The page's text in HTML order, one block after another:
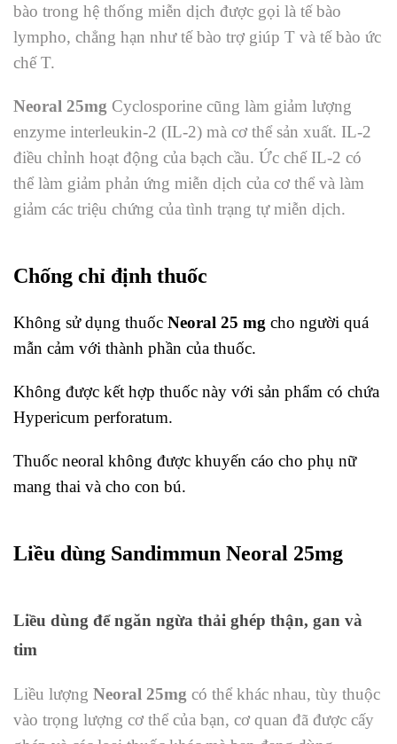
bào trong hệ thống miễn dịch được gọi là tế bào
lympho, chẳng hạn như tế bào trợ giúp T và tế bào ức
chế T.
Neoral 25mg Cyclosporine cũng làm giảm lượng
enzyme interleukin-2 (IL-2) mà cơ thể sản xuất. IL-2
điều chỉnh hoạt động của bạch cầu. Ức chế IL-2 có
thể làm giảm phản ứng miễn dịch của cơ thể và làm
giảm các triệu chứng của tình trạng tự miễn dịch.
Chống chỉ định thuốc
Không sử dụng thuốc Neoral 25 mg cho người quá
mẫn cảm với thành phần của thuốc.
Không được kết hợp thuốc này với sản phẩm có chứa
Hypericum perforatum.
Thuốc neoral không được khuyến cáo cho phụ nữ
mang thai và cho con bú.
Liều dùng Sandimmun Neoral 25mg
Liều dùng để ngăn ngừa thải ghép thận, gan và
tim
Liều lượng Neoral 25mg có thể khác nhau, tùy thuộc
vào trọng lượng cơ thể của bạn, cơ quan đã được cấy